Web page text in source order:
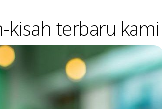
kisah terbaru kami